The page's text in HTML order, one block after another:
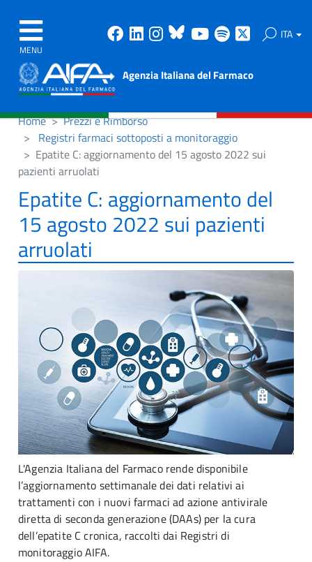
MENU
Facebook
Linkedin
Instagram
Bluesky
Youtube
Spotify ITA
Agenzia Italiana del Farmaco
Home
Prezzi e Rimborso
Registri farmaci sottoposti a monitoraggio
Epatite C: aggiornamento del 15 agosto 2022 sui
pazienti arruolati
Epatite C: aggiornamento del
15 agosto 2022 sui pazienti
arruolati
L'Agenzia Italiana del Farmaco rende disponibile
l’aggiornamento settimanale dei dati relativi ai
trattamenti con i nuovi farmaci ad azione antivirale
diretta di seconda generazione (DAAs) per la cura
dell’epatite C cronica, raccolti dai Registri di
monitoraggio AIFA.